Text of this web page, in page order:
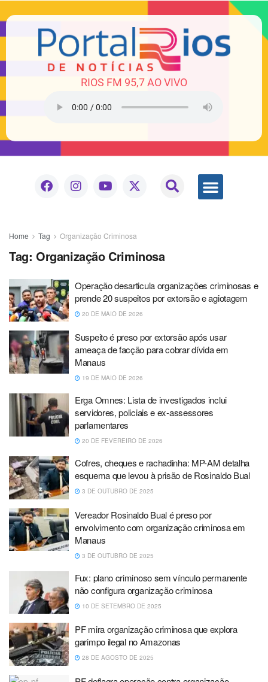
RIOS FM 95,7 AO VIVO
Home Tag Organização Criminosa
Tag: Organização Criminosa
Operação desarticula organizações criminosas e
prende 20 suspeitos por extorsão e agiotagem
20 DE MAIO DE 2026
Suspeito é preso por extorsão após usar
ameaça de facção para cobrar dívida em
Manaus
19 DE MAIO DE 2026
Erga Omnes: Lista de investigados inclui
servidores, policiais e ex-assessores
parlamentares
20 DE FEVEREIRO DE 2026
Cofres, cheques e rachadinha: MP-AM detalha
esquema que levou à prisão de Rosinaldo Bual
3 DE OUTUBRO DE 2025
Vereador Rosinaldo Bual é preso por
envolvimento com organização criminosa em
Manaus
3 DE OUTUBRO DE 2025
Fux: plano criminoso sem vínculo permanente
não configura organização criminosa
10 DE SETEMBRO DE 2025
PF mira organização criminosa que explora
garimpo ilegal no Amazonas
28 DE AGOSTO DE 2025